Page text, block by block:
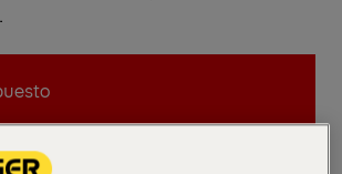
comercial